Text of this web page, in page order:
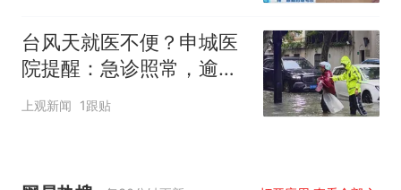
台风天就医不便？申城医
院提醒：急诊照常，逾期
未就诊的预约不计入爽约
记录
上观新闻 1跟贴